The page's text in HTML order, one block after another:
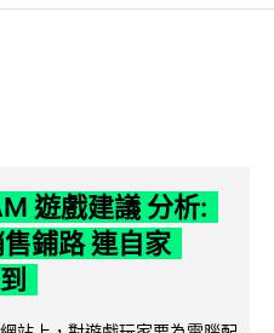
遊戲建議 分析:
鋪路 連自家